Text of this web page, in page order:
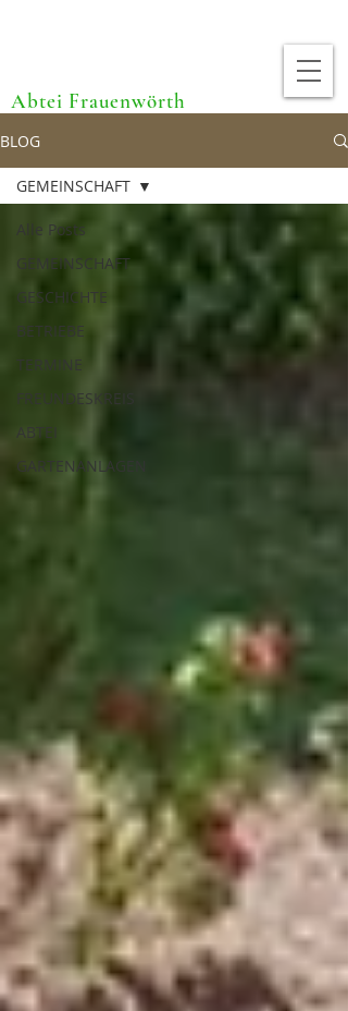
Abtei Frauenwörth
BLOG
Alle Posts
GEMEINSCHAFT
GESCHICHTE
BETRIEBE
TERMINE
FREUNDESKREIS
ABTEI
GARTENANLAGEN
GEMEINSCHAFT